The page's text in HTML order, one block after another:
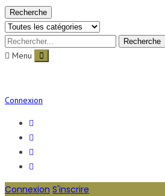
Recherche
Menu
Connexion
Connexion S'inscrire